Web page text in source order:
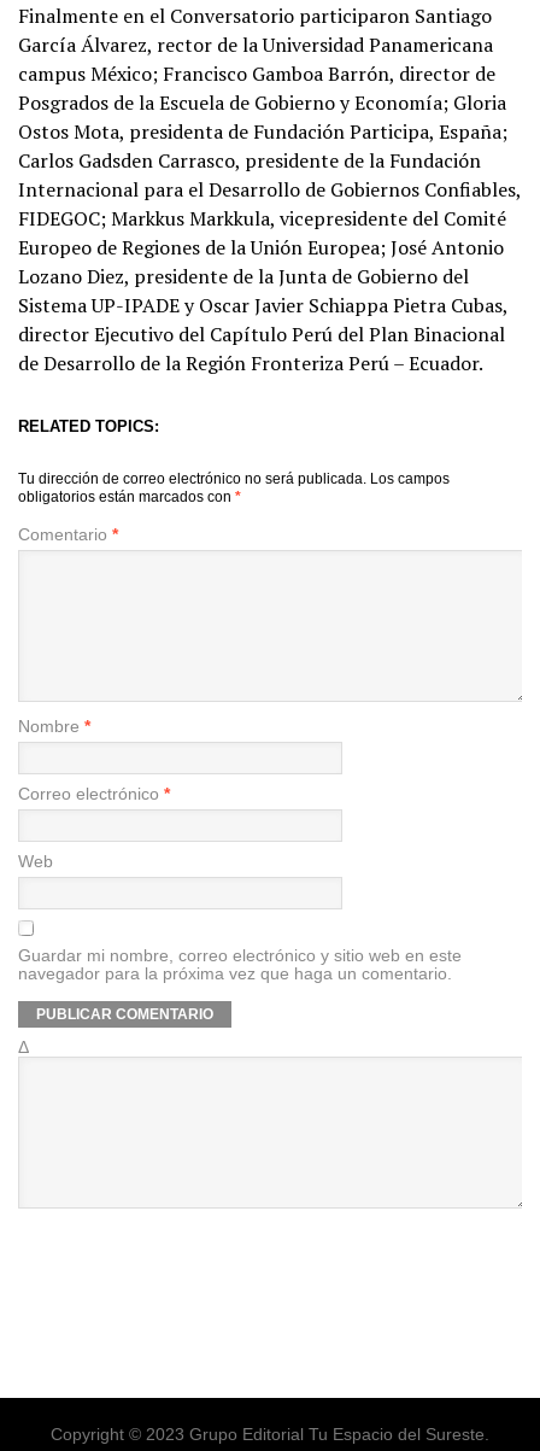
Finalmente en el Conversatorio participaron Santiago
García Álvarez, rector de la Universidad Panamericana
campus México; Francisco Gamboa Barrón, director de
Posgrados de la Escuela de Gobierno y Economía; Gloria
Ostos Mota, presidenta de Fundación Participa, España;
Carlos Gadsden Carrasco, presidente de la Fundación
Internacional para el Desarrollo de Gobiernos Confiables,
FIDEGOC; Markkus Markkula, vicepresidente del Comité
Europeo de Regiones de la Unión Europea; José Antonio
Lozano Diez, presidente de la Junta de Gobierno del
Sistema UP-IPADE y Oscar Javier Schiappa Pietra Cubas,
director Ejecutivo del Capítulo Perú del Plan Binacional
de Desarrollo de la Región Fronteriza Perú – Ecuador.
RELATED TOPICS:
Tu dirección de correo electrónico no será publicada. Los campos
obligatorios están marcados con *
Comentario *
Nombre *
Correo electrónico *
Web
Guardar mi nombre, correo electrónico y sitio web en este
navegador para la próxima vez que haga un comentario.
Δ
Copyright © 2023 Grupo Editorial Tu Espacio del Sureste.